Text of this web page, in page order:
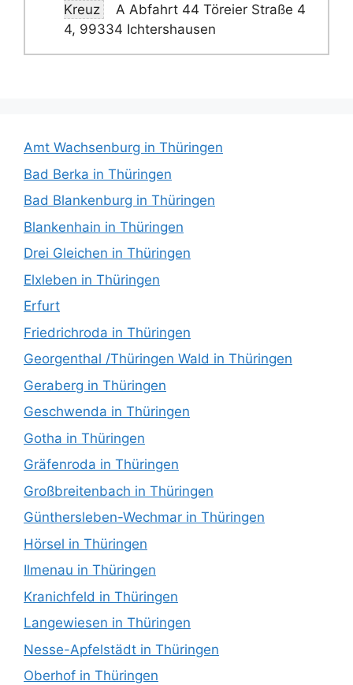
Kreuz
A Abfahrt 44 Töreier Straße 4
4, 99334 Ichtershausen
Amt Wachsenburg in Thüringen
Bad Berka in Thüringen
Bad Blankenburg in Thüringen
Blankenhain in Thüringen
Drei Gleichen in Thüringen
Elxleben in Thüringen
Erfurt
Friedrichroda in Thüringen
Georgenthal /Thüringen Wald in Thüringen
Geraberg in Thüringen
Geschwenda in Thüringen
Gotha in Thüringen
Gräfenroda in Thüringen
Großbreitenbach in Thüringen
Günthersleben-Wechmar in Thüringen
Hörsel in Thüringen
Ilmenau in Thüringen
Kranichfeld in Thüringen
Langewiesen in Thüringen
Nesse-Apfelstädt in Thüringen
Oberhof in Thüringen